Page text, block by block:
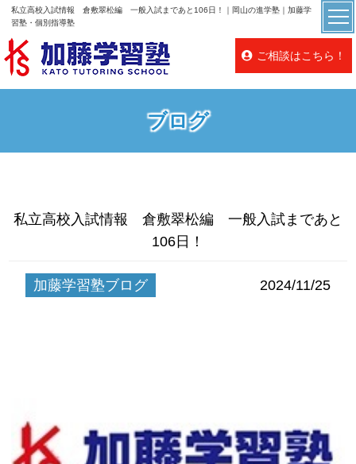
私立高校入試情報 倉敷翠松編 一般入試まであと106日！｜岡山の進学塾｜加藤学
習塾・個別指導塾
ご相談はこちら！
ブログ
私立高校入試情報 倉敷翠松編 一般入試まであと
106日！
加藤学習塾ブログ 2024/11/25